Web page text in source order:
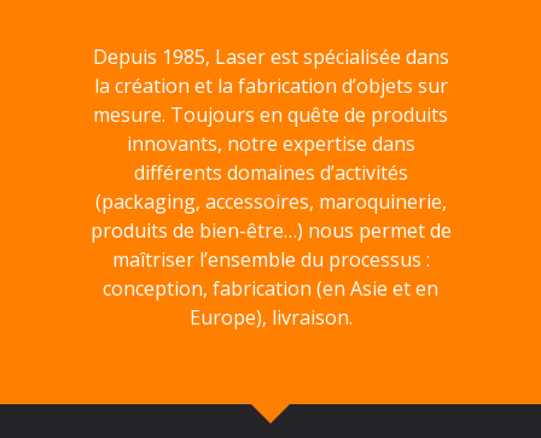
Depuis 1985, Laser est spécialisée dans
la création et la fabrication d’objets sur
mesure. Toujours en quête de produits
innovants, notre expertise dans
différents domaines d’activités
(packaging, accessoires, maroquinerie,
produits de bien-être…) nous permet de
maîtriser l’ensemble du processus :
conception, fabrication (en Asie et en
Europe), livraison.